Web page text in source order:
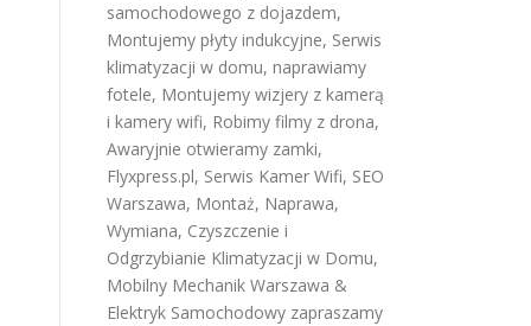
samochodowego z dojazdem,
Montujemy płyty indukcyjne, Serwis
klimatyzacji w domu, naprawiamy
fotele, Montujemy wizjery z kamerą
i kamery wifi, Robimy filmy z drona,
Awaryjnie otwieramy zamki,
Flyxpress.pl, Serwis Kamer Wifi, SEO
Warszawa, Montaż, Naprawa,
Wymiana, Czyszczenie i
Odgrzybianie Klimatyzacji w Domu,
Mobilny Mechanik Warszawa &
Elektryk Samochodowy zapraszamy